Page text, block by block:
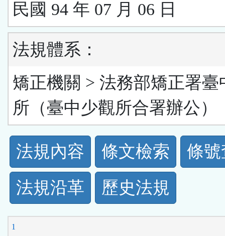
民國 94 年 07 月 06 日
法規體系：
矯正機關 > 法務部矯正署臺
所（臺中少觀所合署辦公）
法
規
功
能
法規內容 條文檢索
條
法規沿革
歷史法規
1